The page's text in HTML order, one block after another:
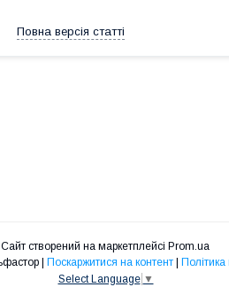
Повна версія статті
Сайт створений на маркетплейсі Prom.ua
Поскаржитися на контент
Політика
Select Language ▼